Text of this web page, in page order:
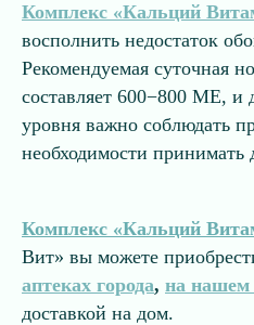
Комплекс «Кальций
восполнить недостаток
Рекомендуемая суточная
составляет 600−800 МЕ, и
уровня важно соблюдать
необходимости принимать
Комплекс «Кальций
Вит» вы можете
аптеках города, на нашем
доставкой на дом.